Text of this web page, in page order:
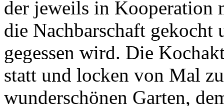
der jeweils in Kooperation
die Nachbarschaft gekocht
gegessen wird. Die
statt und locken von Mal
wunderschönen Garten,